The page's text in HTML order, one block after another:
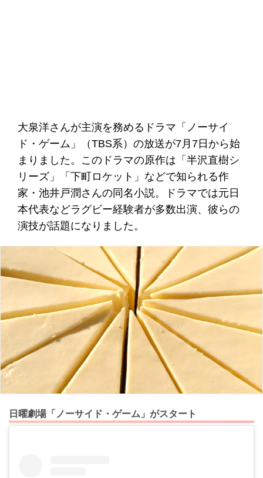
大泉洋さんが主演を務めるドラマ「ノーサイ
ド・ゲーム」（TBS系）の放送が7月7日から始
まりました。このドラマの原作は「半沢直樹シ
リーズ」「下町ロケット」などで知られる作
家・池井戸潤さんの同名小説。ドラマでは元日
本代表などラグビー経験者が多数出演、彼らの
演技が話題になりました。
日曜劇場「ノーサイド・ゲーム」がスタート